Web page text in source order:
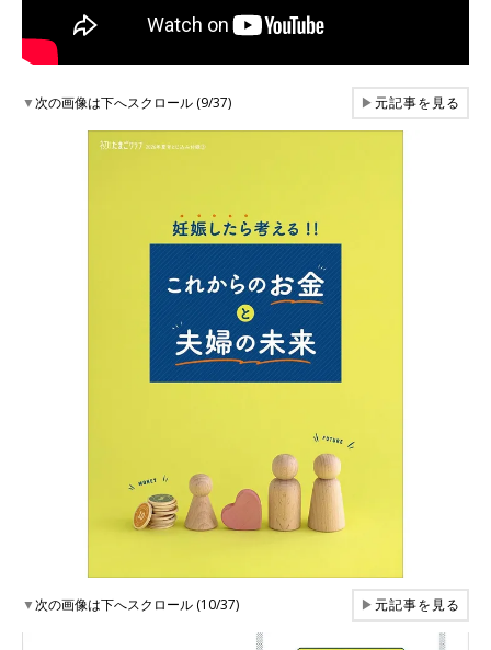
▼次の画像は下へスクロール (9/37) ▶元記事を見る
▼次の画像は下へスクロール (10/37) ▶元記事を見る